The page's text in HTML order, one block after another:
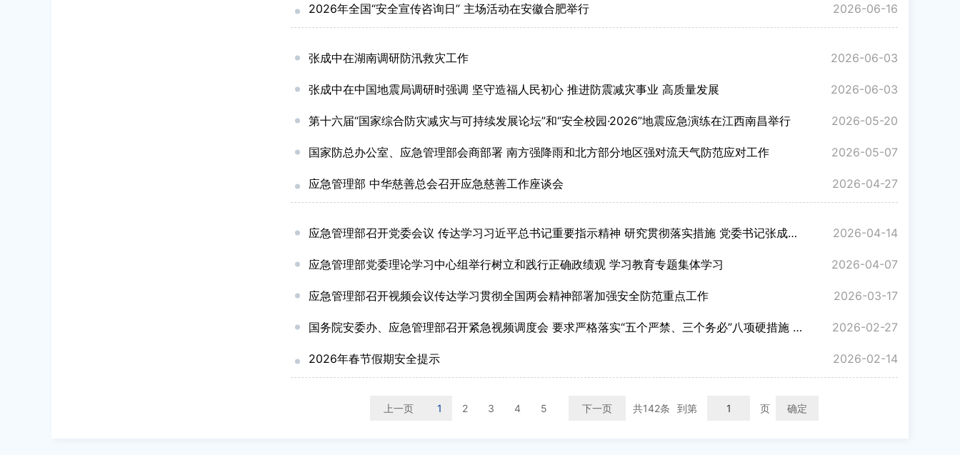
2026年全国“安全宣传咨询日” 主场活动在安徽合肥举行 2026-06-16
张成中在湖南调研防汛救灾工作 2026-06-03
张成中在中国地震局调研时强调 坚守造福人民初心 推进防震减灾事业 高质量发展 2026-06-03
第十六届“国家综合防灾减灾与可持续发展论坛”和“安全校园·2026”地震应急演练在江西南昌举行 2026-05-20
国家防总办公室、应急管理部会商部署 南方强降雨和北方部分地区强对流天气防范应对工作 2026-05-07
应急管理部 中华慈善总会召开应急慈善工作座谈会 2026-04-27
应急管理部召开党委会议 传达学习习近平总书记重要指示精神 研究贯彻落实措施 党委书记张成中主持会议... 2026-04-14
应急管理部党委理论学习中心组举行树立和践行正确政绩观 学习教育专题集体学习 2026-04-07
应急管理部召开视频会议传达学习贯彻全国两会精神部署加强安全防范重点工作 2026-03-17
国务院安委办、应急管理部召开紧急视频调度会 要求严格落实“五个严禁、三个务必”八项硬措施 切实防范烟... 2026-02-27
2026年春节假期安全提示 2026-02-14
上一页 1 2 3 4 5 下一页 共142条 到第 页 确定